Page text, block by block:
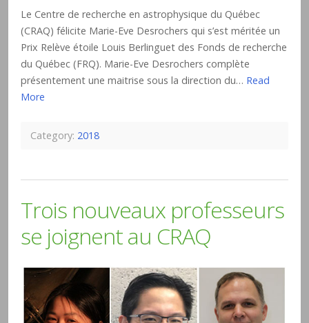
Le Centre de recherche en astrophysique du Québec
(CRAQ) félicite Marie-Eve Desrochers qui s’est méritée un
Prix Relève étoile Louis Berlinguet des Fonds de recherche
du Québec (FRQ). Marie-Eve Desrochers complète
présentement une maitrise sous la direction du… Read
More
Category: 2018
Trois nouveaux professeurs
se joignent au CRAQ